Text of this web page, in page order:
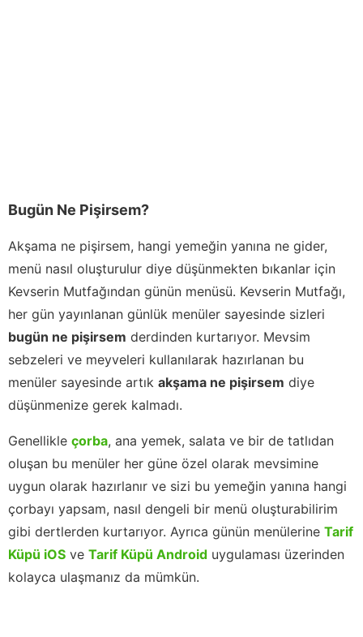
Bugün Ne Pişirsem?
Akşama ne pişirsem, hangi yemeğin yanına ne gider,
menü nasıl oluşturulur diye düşünmekten bıkanlar için
Kevserin Mutfağından günün menüsü. Kevserin Mutfağı,
her gün yayınlanan günlük menüler sayesinde sizleri
bugün ne pişirsem derdinden kurtarıyor. Mevsim
sebzeleri ve meyveleri kullanılarak hazırlanan bu
menüler sayesinde artık akşama ne pişirsem diye
düşünmenize gerek kalmadı.
Genellikle çorba, ana yemek, salata ve bir de tatlıdan
oluşan bu menüler her güne özel olarak mevsimine
uygun olarak hazırlanır ve sizi bu yemeğin yanına hangi
çorbayı yapsam, nasıl dengeli bir menü oluşturabilirim
gibi dertlerden kurtarıyor. Ayrıca günün menülerine Tarif
Küpü iOS ve Tarif Küpü Android uygulaması üzerinden
kolayca ulaşmanız da mümkün.